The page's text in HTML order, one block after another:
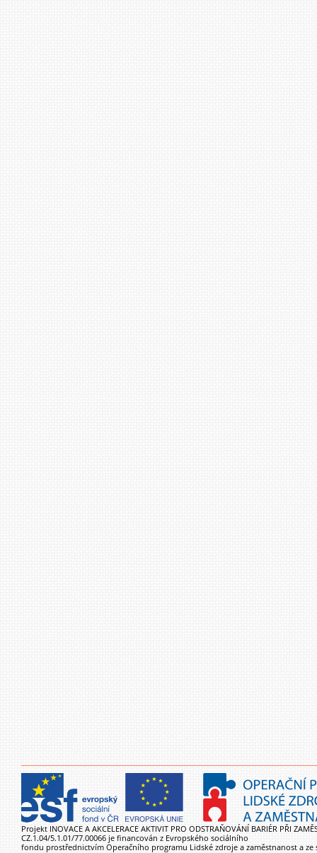
Projekt INOVACE A AKCELERACE AKTIVIT PRO ODSTRAŇOVÁNÍ BARIÉR PŘI
CZ.1.04/5.1.01/77.00066 je financován z Evropského sociálního
fondu prostřednictvím Operačního programu Lidské zdroje a zaměstnanost a ze